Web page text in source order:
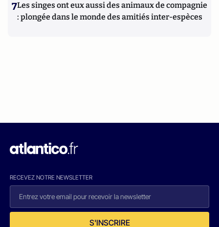
7Les singes ont eux aussi des animaux de compagnie
: plongée dans le monde des amitiés inter-espèces
RECEVEZ NOTRE NEWSLETTER
S'INSCRIRE